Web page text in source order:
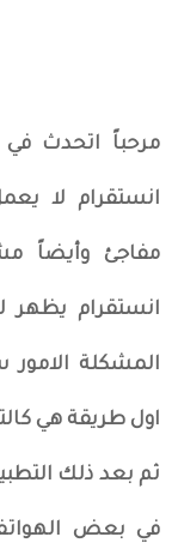
مرحباً اتحدث
انستقرام لا
مفاجئ وأيضاً
انستقرام
المشكلة
اول طريقة هي
ثم بعد ذلك
في بعض